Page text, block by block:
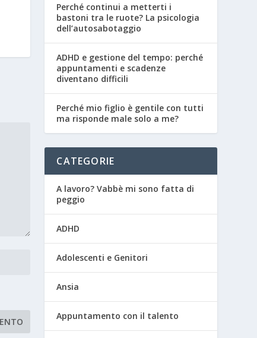
Perché continui a metterti i
bastoni tra le ruote? La psicologia
dell’autosabotaggio
ADHD e gestione del tempo: perché
appuntamenti e scadenze
diventano difficili
Perché mio figlio è gentile con tutti
ma risponde male solo a me?
CATEGORIE
A lavoro? Vabbè mi sono fatta di
peggio
ADHD
Adolescenti e Genitori
Ansia
Appuntamento con il talento